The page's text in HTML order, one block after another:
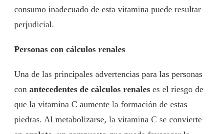
consumo inadecuado de esta vitamina puede resultar
perjudicial.
Personas con cálculos renales
Una de las principales advertencias para las personas
con antecedentes de cálculos renales es el riesgo de
que la vitamina C aumente la formación de estas
piedras. Al metabolizarse, la vitamina C se convierte